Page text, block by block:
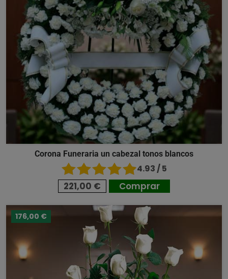
Corona Funeraria un cabezal tonos blancos
4.93 / 5
221,00 € Comprar
176,00 €